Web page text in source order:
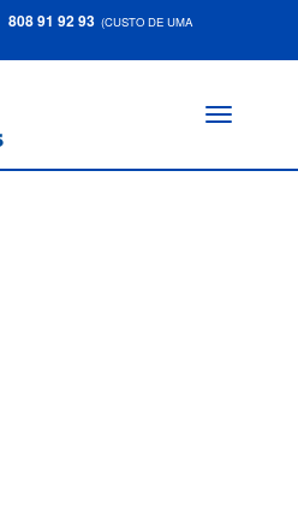
808 91 92 93 (CUSTO DE UMA
Toggle